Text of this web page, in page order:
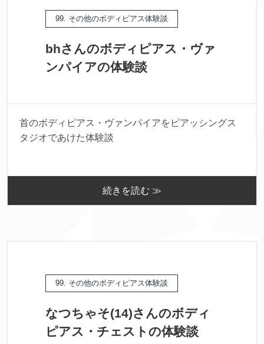
99. その他のボディピアス体験談
bhさんのボディピアス・ヴァ
ンパイアの体験談
首のボディピアス・ヴァンパイアをピアッシングス
タジオであけた体験談
続きを読む ≫
99. その他のボディピアス体験談
なつちゃそ(14)さんのボディ
ピアス・チェストの体験談